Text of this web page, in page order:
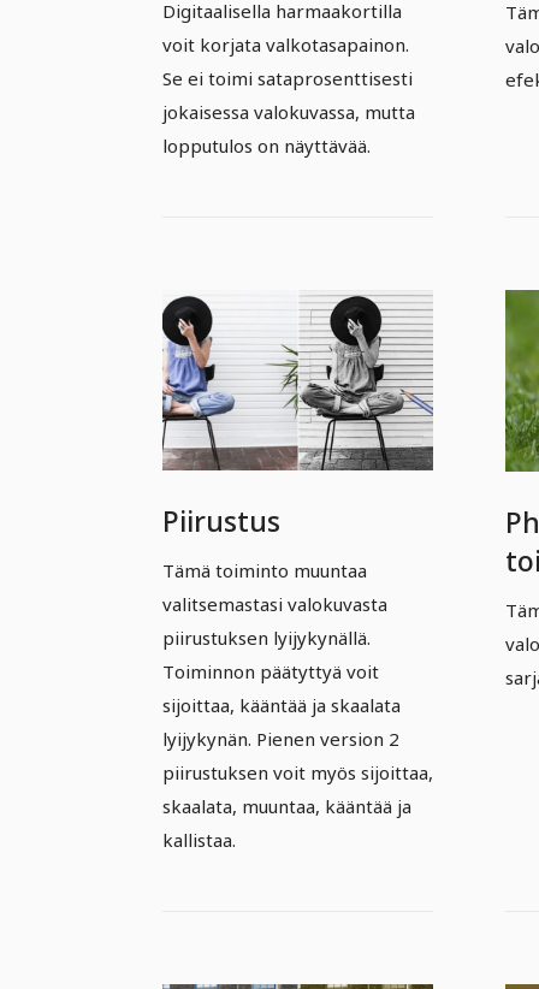
Digitaalisella harmaakortilla
voit korjata valkotasapainon.
Se ei toimi sataprosenttisesti
jokaisessa valokuvassa, mutta
lopputulos on näyttävää.
Piirustus
Tämä toiminto muuntaa
valitsemastasi valokuvasta
piirustuksen lyijykynällä.
Toiminnon päätyttyä voit
sijoittaa, kääntää ja skaalata
lyijykynän. Pienen version 2
piirustuksen voit myös sijoittaa,
skaalata, muuntaa, kääntää ja
kallistaa.